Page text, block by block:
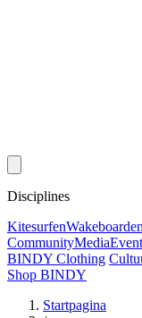
Disciplines
KitesurfenWakeboarden
CommunityMedia
BINDY Clothing
Shop BINDY
Startpagina